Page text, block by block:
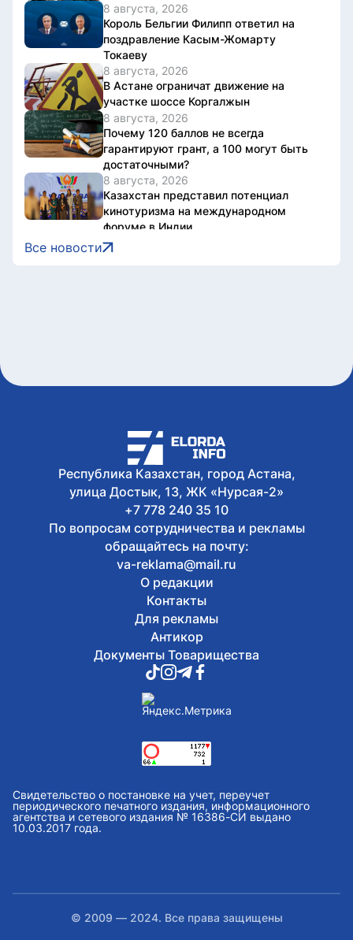
8 августа, 2026
Король Бельгии Филипп ответил на
поздравление Касым-Жомарту
Токаеву
8 августа, 2026
В Астане ограничат движение на
участке шоссе Коргалжын
8 августа, 2026
Почему 120 баллов не всегда
гарантируют грант, а 100 могут быть
достаточными?
8 августа, 2026
Казахстан представил потенциал
кинотуризма на международном
форуме в Индии
8 августа, 2026
Жители Астаны получат возможность
Как очищают реку Есиль от
водорослей, тины и мусора в Астане
Все новости
Республика Казахстан, город Астана,
улица Достык, 13, ЖК «Нурсая-2»
+7 778 240 35 10
По вопросам сотрудничества и рекламы
обращайтесь на почту:
va-reklama@mail.ru
О редакции
Контакты
Для рекламы
Антикор
Документы Товарищества
Свидетельство о постановке на учет, переучет
периодического печатного издания, информационного
агентства и сетевого издания № 16386-СИ выдано
10.03.2017 года.
© 2009 — 2024. Все права защищены